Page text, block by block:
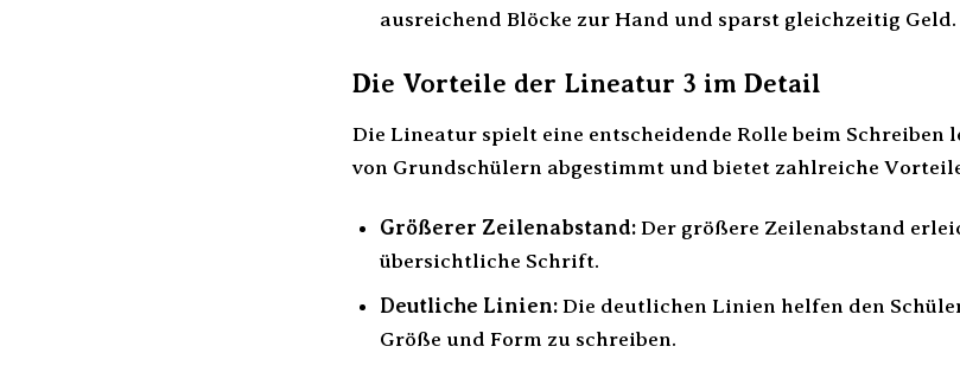
ausreichend Blöcke zur Hand und sparst gleichzeitig Geld.
Die Vorteile der Lineatur 3 im Detail
Die Lineatur spielt eine entscheidende Rolle beim
von Grundschülern abgestimmt und bietet zahlreiche
Größerer Zeilenabstand:Der größere Zeilenabstand
übersichtliche Schrift.
Deutliche Linien:Die deutlichen Linien helfen den
Größe und Form zu schreiben.